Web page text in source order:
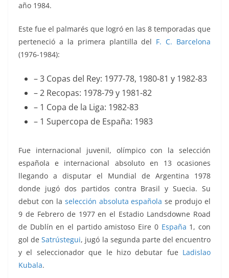
año 1984.
Este fue el palmarés que logró en las 8 temporadas que
perteneció a la primera plantilla del F. C. Barcelona
(1976-1984):
– 3 Copas del Rey: 1977-78, 1980-81 y 1982-83
– 2 Recopas: 1978-79 y 1981-82
– 1 Copa de la Liga: 1982-83
– 1 Supercopa de España: 1983
Fue internacional juvenil, olímpico con la selección
española e internacional absoluto en 13 ocasiones
llegando a disputar el Mundial de Argentina 1978
donde jugó dos partidos contra Brasil y Suecia. Su
debut con la selección absoluta española se produjo el
9 de Febrero de 1977 en el Estadio Landsdowne Road
de Dublín en el partido amistoso Eire 0 España 1, con
gol deSatrústegui, jugó la segunda parte del encuentro
y el seleccionador que le hizo debutar fue Ladislao
Kubala.